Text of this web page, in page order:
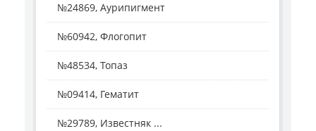
№24869, Аурипигмент
№60942, Флогопит
№48534, Топаз
№09414, Гематит
№29789, Известняк ...